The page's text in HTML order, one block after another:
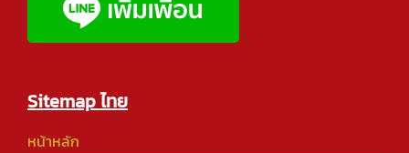
Sitemap ไทย
หน้าหลัก